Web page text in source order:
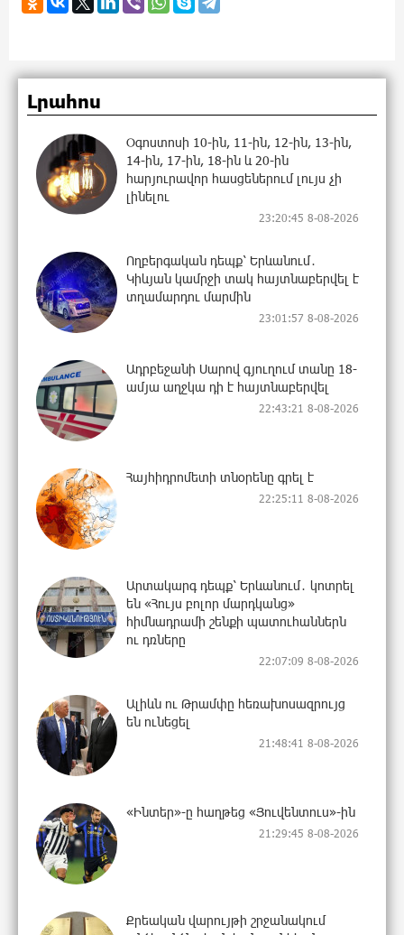
Լրահոս
Օգոստոսի 10-ին, 11-ին, 12-ին, 13-ին,
14-ին, 17-ին, 18-ին և 20-ին
հարյուրավոր հասցեներում լույս չի
լինելու
23:20:45 8-08-2026
Ողբերգական դեպք՝ Երևանում․
Կիևյան կամրջի տակ հայտնաբերվել է
տղամարդու մարմին
23:01:57 8-08-2026
Ադրբեջանի Սարով գյուղում տանը 18-
ամյա աղջկա դի է հայտնաբերվել
22:43:21 8-08-2026
Հայհիդրոմետի տնօրենը գրել է
22:25:11 8-08-2026
Արտակարգ դեպք՝ Երևանում․ կոտրել
են «Հույս բոլոր մարդկանց»
հիմնադրամի շենքի պատուհաններն
ու դռները
22:07:09 8-08-2026
Ալիևն ու Թրամփը հեռախոսազրույց
են ունեցել
21:48:41 8-08-2026
«Ինտեր»-ը հաղթեց «Յուվենտուս»-ին
21:29:45 8-08-2026
Քրեական վարույթի շրջանակում